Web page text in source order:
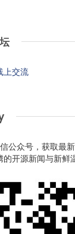
上交流
公众号，获取最
开源新闻与新鲜